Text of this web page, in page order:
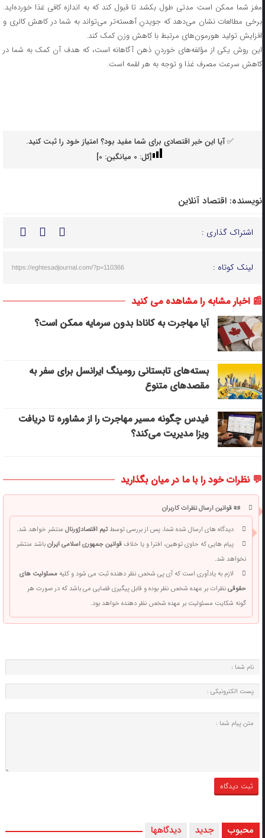
مغز شما ممکن است مدتی طول بکشد تا قبول کند که به اندازه کافی غذا خورده‌اید.
برخی مطالعات نشان می‌دهد که جویدنِ آهسته‌تر می‌تواند به شما در کاهش کالری و
افزایش تولید هورمون‌های مرتبط با کاهش وزن کمک کند.
این روش یکی از مؤلفه‌های خوردنِ ذهن آگاهانه است، که هدف آن کمک به شما در
کاهش سرعت مصرف غذا و توجه به هر لقمه است.
✅ آیا این خبر اقتصادی برای شما مفید بود؟ امتیاز خود را ثبت کنید.
[کل: 0میانگین: 0
]
نویسنده: اقتصاد آنلاین
اشتراک گذاری :
لینک کوتاه : https://eghtesadjournal.com/?p=110366
📰 اخبار مشابه را مشاهده می کنید
آیا مهاجرت به کانادا بدون سرمایه ممکن است؟
بسته‌های تابستانی رومینگ ایرانسل برای سفر به
مقصدهای متنوع
فیدس چگونه مسیر مهاجرت را از مشاوره تا دریافت
ویزا مدیریت می‌کند؟
💬 نظرات خود را با ما در میان بگذارید
📜 قوانین ارسال نظرات کاربران
دیدگاه های ارسال شده شما، پس از بررسی توسطتیم اقتصادژورنالمنتشر خواهد شد.
پیام هایی که حاوی توهین، افترا و یا خلافقوانین جمهوری اسلامی ایرانباشد منتشر
نخواهد شد.
لازم به یادآوری است که آی پی شخص نظر دهنده ثبت می شود و کلیهمسئولیت های
حقوقینظرات بر عهده شخص نظر بوده و قابل پیگیری قضایی می باشد که در صورت هر
گونه شکایت مسئولیت بر عهده شخص نظر دهنده خواهد بود.
محبوب جدید دیدگاهها